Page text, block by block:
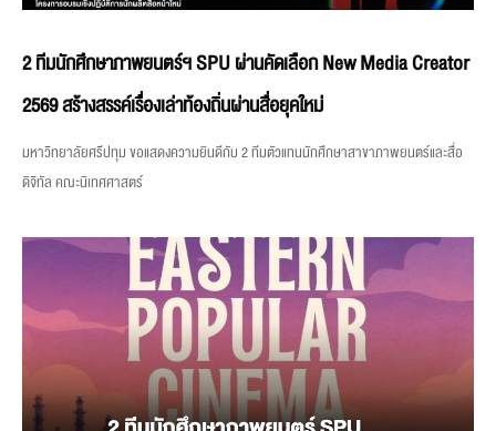
2 ทีมนักศึกษาภาพยนตร์ฯ SPU ผ่านคัดเลือก New Media Creator
2569 สร้างสรรค์เรื่องเล่าท้องถิ่นผ่านสื่อยุคใหม่
มหาวิทยาลัยศรีปทุม ขอแสดงความยินดีกับ 2 ทีมตัวแทนนักศึกษาสาขาภาพยนตร์และสื่อ
ดิจิทัล คณะนิเทศศาสตร์